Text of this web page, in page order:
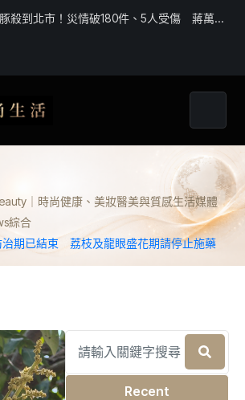
殺到北市！災情破180件、5人受傷 蔣萬
｜時尚健康、美妝醫美與質感生活媒體
綜合
治期已結束 荔枝及龍眼盛花期請停止施藥
Recent